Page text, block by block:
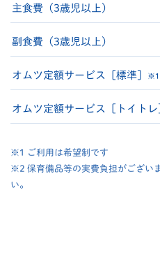
主食費（3歳児以上）
副食費（3歳児以上）
オムツ定額サービス［標準］ ※1
オムツ定額サービス［トイトレ
※1 ご利用は希望制です
※2 保育備品等の実費負担がござい
い。